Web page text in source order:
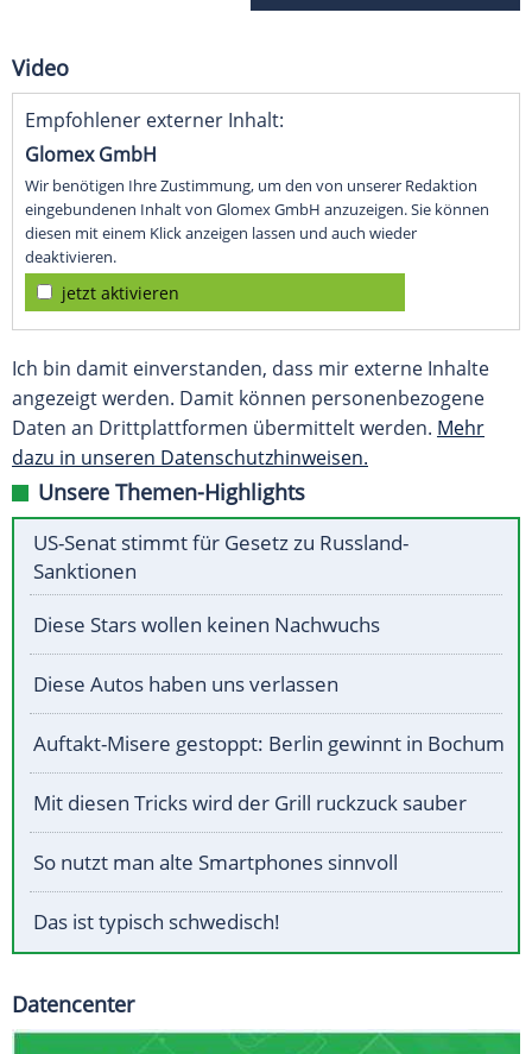
Video
Empfohlener externer Inhalt:
Glomex GmbH
Wir benötigen Ihre Zustimmung, um den von unserer Redaktion
eingebundenen Inhalt von Glomex GmbH anzuzeigen. Sie können
diesen mit einem Klick anzeigen lassen und auch wieder
deaktivieren.
jetzt aktivieren
Ich bin damit einverstanden, dass mir externe Inhalte
angezeigt werden. Damit können personenbezogene
Daten an Drittplattformen übermittelt werden. Mehr
dazu in unseren Datenschutzhinweisen.
Unsere Themen-Highlights
US-Senat stimmt für Gesetz zu Russland-
Sanktionen
Diese Stars wollen keinen Nachwuchs
Diese Autos haben uns verlassen
Auftakt-Misere gestoppt: Berlin gewinnt in Bochum
Mit diesen Tricks wird der Grill ruckzuck sauber
So nutzt man alte Smartphones sinnvoll
Das ist typisch schwedisch!
Datencenter